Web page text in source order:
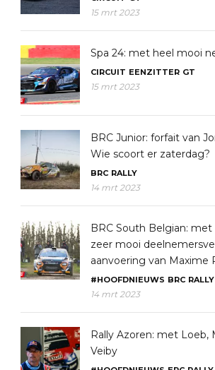
15 mrt 2023
Spa 24: met heel mooi
CIRCUIT EENZITTER GT
15 mrt 2023
BRC Junior: forfait van
Wie scoort er zaterdag?
BRC RALLY
14 mrt 2023
BRC South Belgian:
zeer mooi
aanvoering van Maxime
#HOOFDNIEUWS BRC RALLY
14 mrt 2023
Rally Azoren: met Loeb,
Veiby